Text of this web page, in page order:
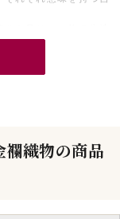
ーンで使いやすい生
襴織物の商品